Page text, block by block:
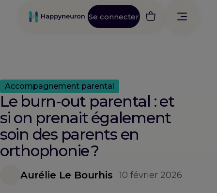
Se connecter
Accompagnement parental
Le burn-out parental : et
si on prenait également
soin des parents en
orthophonie ?
Aurélie Le Bourhis 10 février 2026